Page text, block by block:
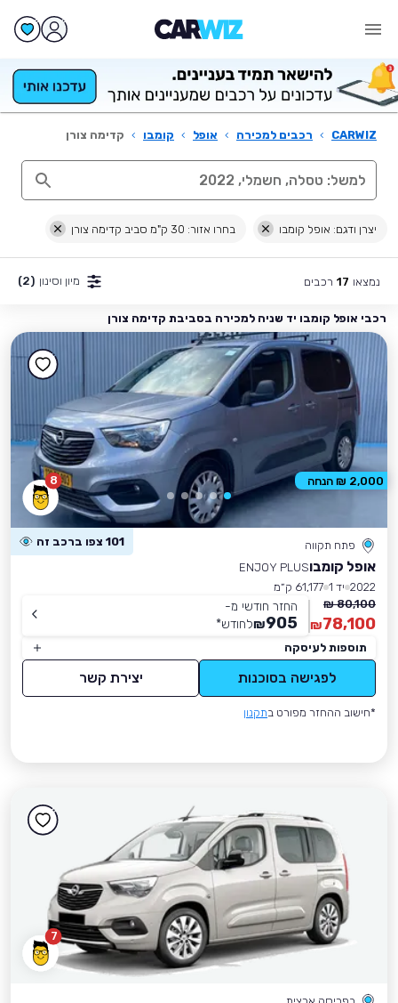
CARWIZ
› רכבים למכירה › אופל › קומבו › קדימה צורן
יצרן ודגם: אופל קומבו בחרו אזור: 30 ק"מ סביב קדימה צורן
נמצאו 17 רכבים מיון וסינון (2)
רכבי אופל קומבו יד שניה למכירה בסביבת קדימה צורן
8
פתח תקווה 101 צפו ברכב זה
אופל קומבוENJOY PLUS
2022 יד 1
61,177 ק״מ
80,100 ₪
78,100
₪
החזר חודשי מ-
905
₪לחודש*
תוספות לעיסקה
לפגישה בסוכנות יצירת קשר
*חישוב ההחזר מפורט בתקנון
2,000 ₪ הנחה
7